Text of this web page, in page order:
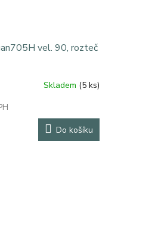
vel. 90, rozteč
Skladem (5 ks)
Do košíku